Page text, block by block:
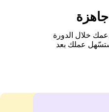
خلال الدورة
عملك بعد